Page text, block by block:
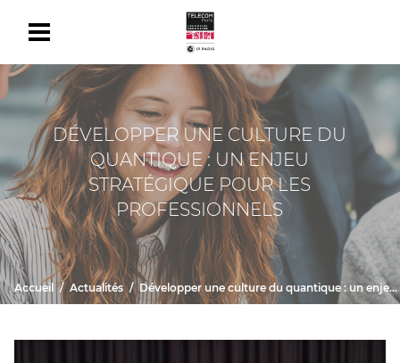
DÉVELOPPER UNE CULTURE DU
QUANTIQUE : UN ENJEU
STRATÉGIQUE POUR LES
PROFESSIONNELS
Accueil Actualités Développer une culture du quantique : un enjeu stratégique pour les professionnels